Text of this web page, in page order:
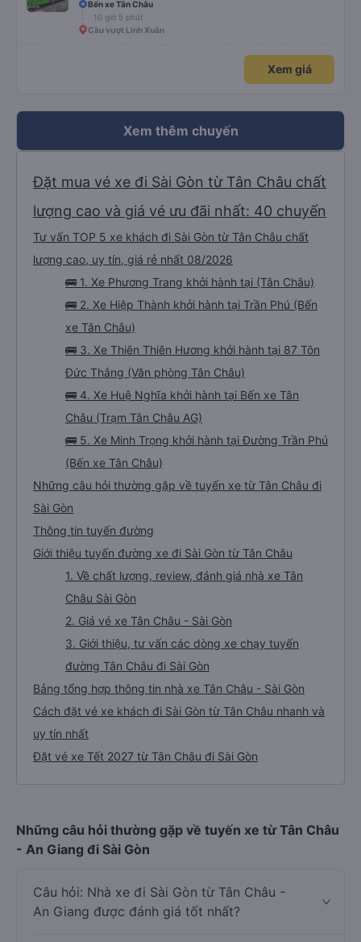
Bến xe Tân Châu
10 giờ 5 phút
Cầu vượt Linh Xuân
Xem giá
Xem thêm chuyến
Đặt mua vé xe đi Sài Gòn từ Tân Châu chất
lượng cao và giá vé ưu đãi nhất: 40 chuyến
Tư vấn TOP 5 xe khách đi Sài Gòn từ Tân Châu chất
lượng cao, uy tín, giá rẻ nhất 08/2026
🚌 1. Xe Phương Trang khởi hành tại (Tân Châu)
🚌 2. Xe Hiệp Thành khởi hành tại Trần Phú (Bến
xe Tân Châu)
🚌 3. Xe Thiên Thiên Hương khởi hành tại 87 Tôn
Đức Thắng (Văn phòng Tân Châu)
🚌 4. Xe Huệ Nghĩa khởi hành tại Bến xe Tân
Châu (Trạm Tân Châu AG)
🚌 5. Xe Minh Trọng khởi hành tại Đường Trần Phú
(Bến xe Tân Châu)
Những câu hỏi thường gặp về tuyến xe từ Tân Châu đi
Sài Gòn
Thông tin tuyến đường
Giới thiệu tuyến đường xe đi Sài Gòn từ Tân Châu
1. Về chất lượng, review, đánh giá nhà xe Tân
Châu Sài Gòn
2. Giá vé xe Tân Châu - Sài Gòn
3. Giới thiệu, tư vấn các dòng xe chạy tuyến
đường Tân Châu đi Sài Gòn
Bảng tổng hợp thông tin nhà xe Tân Châu - Sài Gòn
Cách đặt vé xe khách đi Sài Gòn từ Tân Châu nhanh và
uy tín nhất
Đặt vé xe Tết 2027 từ Tân Châu đi Sài Gòn
Những câu hỏi thường gặp về tuyến xe từ Tân Châu
- An Giang đi Sài Gòn
Câu hỏi: Nhà xe đi Sài Gòn từ Tân Châu -
An Giang được đánh giá tốt nhất?